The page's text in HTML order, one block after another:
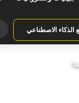
الاصطناعي